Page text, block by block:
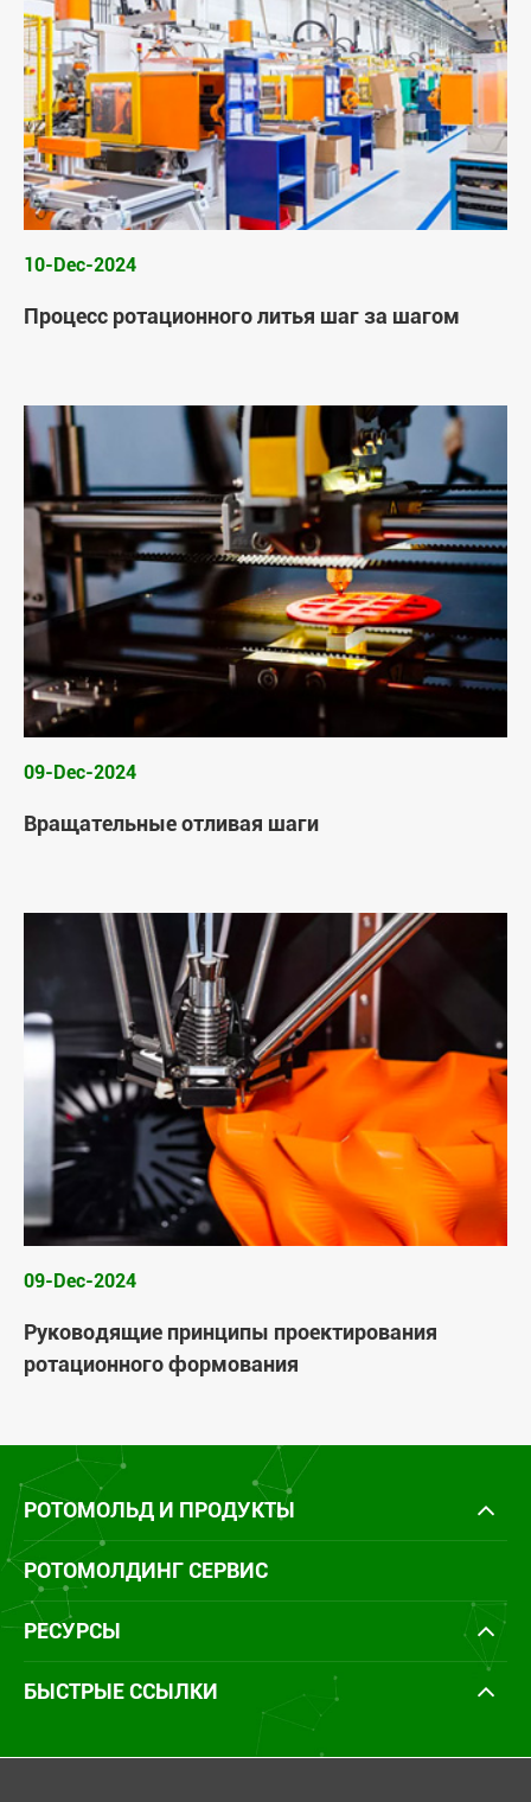
10-Dec-2024
Процесс ротационного литья шаг за шагом
09-Dec-2024
Вращательные отливая шаги
09-Dec-2024
Руководящие принципы проектирования
ротационного формования
РОТОМОЛЬД И ПРОДУКТЫ
РОТОМОЛДИНГ СЕРВИС
РЕСУРСЫ
БЫСТРЫЕ ССЫЛКИ